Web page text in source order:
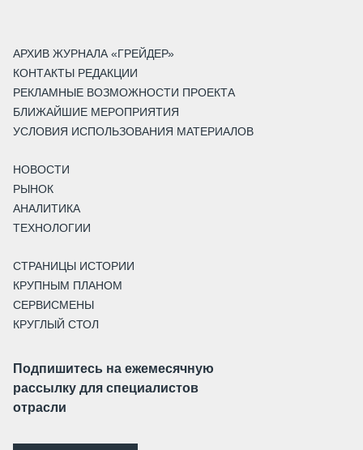
АРХИВ ЖУРНАЛА «ГРЕЙДЕР»
КОНТАКТЫ РЕДАКЦИИ
РЕКЛАМНЫЕ ВОЗМОЖНОСТИ ПРОЕКТА
БЛИЖАЙШИЕ МЕРОПРИЯТИЯ
УСЛОВИЯ ИСПОЛЬЗОВАНИЯ МАТЕРИАЛОВ
НОВОСТИ
РЫНОК
АНАЛИТИКА
ТЕХНОЛОГИИ
СТРАНИЦЫ ИСТОРИИ
КРУПНЫМ ПЛАНОМ
СЕРВИСМЕНЫ
КРУГЛЫЙ СТОЛ
Подпишитесь на ежемесячную
рассылку для специалистов
отрасли